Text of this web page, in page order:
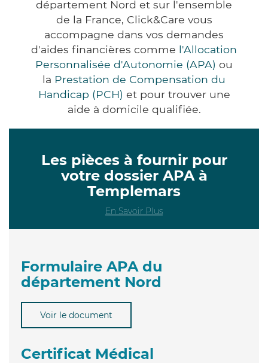
département Nord et sur l'ensemble
de la France, Click&Care vous
accompagne dans vos demandes
d'aides financières comme l'Allocation
Personnalisée d'Autonomie (APA) ou
la Prestation de Compensation du
Handicap (PCH) et pour trouver une
aide à domicile qualifiée.
Les pièces à fournir pour
votre dossier APA à
Templemars
En Savoir Plus
Formulaire APA du
département Nord
Voir le document
Certificat Médical